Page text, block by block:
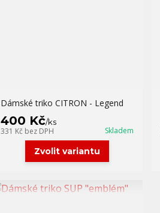
Dámské triko CITRON - Legend
400 Kč/ks
331 Kč bez DPH Skladem
Zvolit variantu